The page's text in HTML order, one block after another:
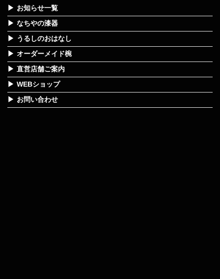
お知らせ一覧
なちやの漆器
うるしのおはなし
オーダーメイド椀
直営店舗ご案内
WEBショップ
お問い合わせ